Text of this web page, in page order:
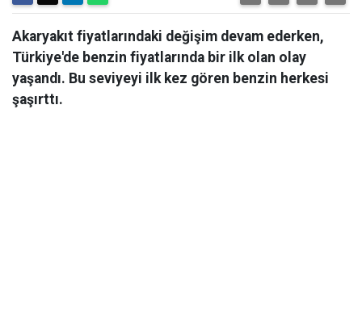
Akaryakıt fiyatlarındaki değişim devam ederken,
Türkiye'de benzin fiyatlarında bir ilk olan olay
yaşandı. Bu seviyeyi ilk kez gören benzin herkesi
şaşırttı.